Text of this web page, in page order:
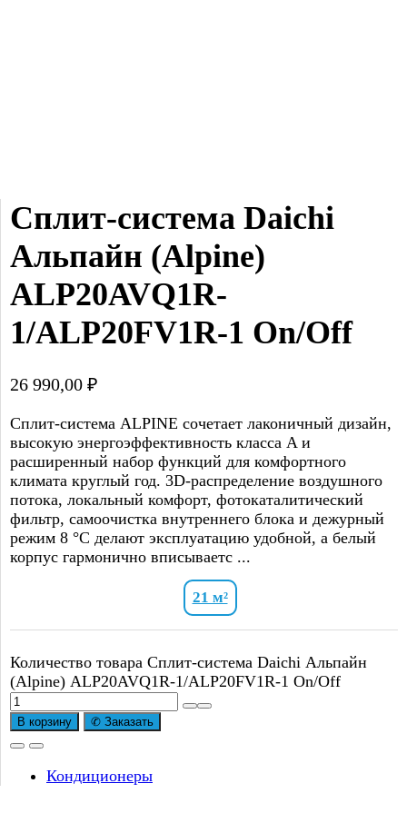
Сплит-система Daichi
Альпайн (Alpine)
ALP20AVQ1R-
1/ALP20FV1R-1 On/Off
26 990,00 ₽
Сплит-система ALPINE сочетает лаконичный дизайн,
высокую энергоэффективность класса A и
расширенный набор функций для комфортного
климата круглый год. 3D-распределение воздушного
потока, локальный комфорт, фотокаталитический
фильтр, самоочистка внутреннего блока и дежурный
режим 8 °C делают эксплуатацию удобной, а белый
корпус гармонично вписываетс ...
21 м²
Количество товара Сплит-система Daichi Альпайн
(Alpine) ALP20AVQ1R-1/ALP20FV1R-1 On/Off
В корзину ✆ Заказать
Кондиционеры